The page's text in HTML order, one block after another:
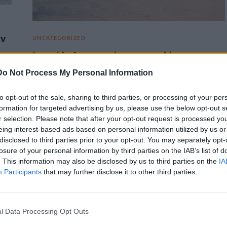
Not Process My Personal Information
opt-out of the sale, sharing to third parties, or processing of your
for targeted advertising by us, please use the below opt-out
selection. Please note that after your opt-out request is processed
interest-based ads based on personal information utilized by us
to third parties prior to your opt-out. You may separately
of your personal information by third parties on the IAB’s list of
This information may also be disclosed by us to third parties on the
Participants that may further disclose it to other third parties.
Data Processing Opt Outs
UNCATEGORIZED
Ισραήλ: Δημοσιεύει συνομιλία
στον ασύρματο – «Χτυπήστε δυνατά»
Η πολεμική αεροπορία του Ισραήλ έδωσε στη δημοσιότητα
μία ηχογραφημένη συνομιλία δύο πιλότων κατά τη διάρκεια
των στρατιωτικών επιχειρήσεων κατά…
Newsroom 11 Μαρτίου, 2026